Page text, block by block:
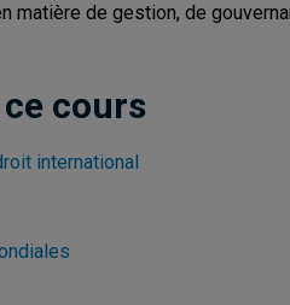
de gestion, de
cours
international